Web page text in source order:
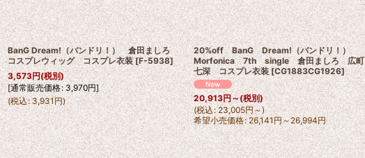
BanG Dream!（バンドリ！） 倉田ましろ
コスプレウィッグ コスプレ衣装 [F-5938]
3,573円(税別)
[通常販売価格: 3,970円]
(税込: 3,931円)
20%off BanG Dream!（バンドリ！）
Morfonica 7th single 倉田ましろ 広町
七深 コスプレ衣装 [CG1883CG1926]
20,913円～(税別)
(税込: 23,005円～)
希望小売価格: 26,141円～26,994円